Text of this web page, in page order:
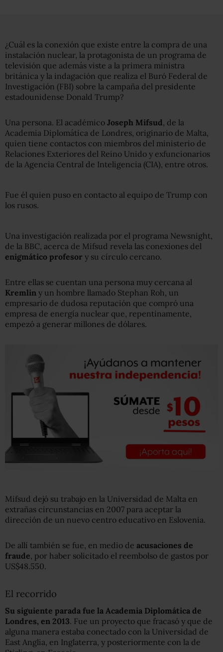
¿Cuál es la conexión que existe entre la compra de una
instalación nuclear, la protagonista de un programa de
televisión que además viste a la primera ministra
británica y la indagación que realiza el Buró Federal de
Investigación (FBI) sobre la campaña del presidente
estadounidense Donald Trump?
Una persona. El académico Joseph Mifsud, de la
Academia Diplomática de Londres, originario de Malta,
quien tiene contactos con miembros del ministerio de
Relaciones Exteriores del Reino Unido y exfuncionarios
de la Agencia Central de Inteligencia (CIA), entre otros.
Fue él quien puso en contacto al equipo de Trump con
los rusos.
Una investigación realizada por el programa Newsnight,
de la BBC, acerca de Mifsud revela las conexiones del
enigmático profesor y su círculo cercano.
Entre ellas se cuentan una persona muy cercana al
Kremlin y un hombre llamado Stephan Roh, un
empresario de dudosa reputación que compró una
empresa de energía nuclear que, repentinamente,
empezó a generar millones de dólares.
Mifsud dejó su trabajo en la Universidad de Malta en
extrañas circunstancias en 2007 para aceptar la
dirección de un nuevo centro educativo en Eslovenia.
De allí también se fue, en medio de acusaciones de
fraude , por haber solicitado el reembolso de gastos por
US$48.550.
El recorrido
Su siguiente parada fue la Academia Diplomática de
Londres, en 2013. Fue un proyecto que fracasó y que de
alguna manera estaba conectado con la Universidad de
East Anglia, en Inglaterra, y posteriormente con la de